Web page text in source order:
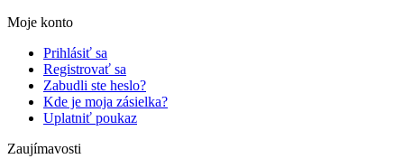
Moje konto
Prihlásiť sa
Registrovať sa
Zabudli ste heslo?
Kde je moja zásielka?
Uplatniť poukaz
Zaujímavosti